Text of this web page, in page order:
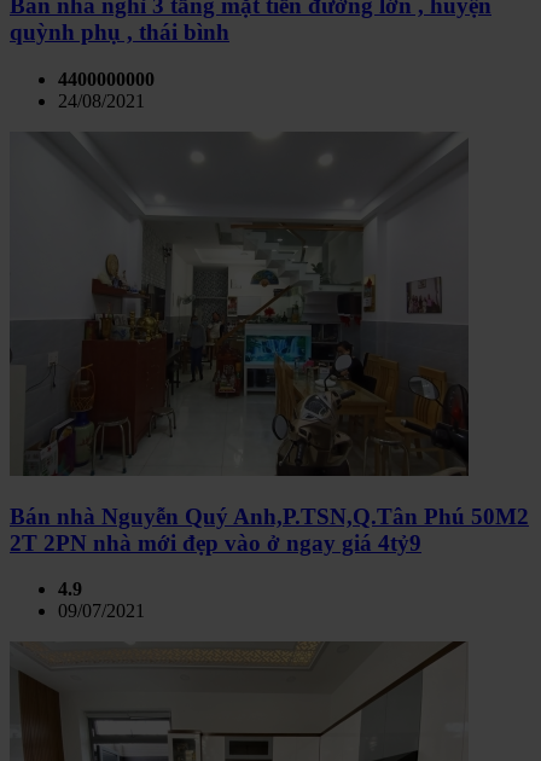
Bán nhà nghỉ 3 tầng mặt tiền đường lớn , huyện
quỳnh phụ , thái bình
4400000000
24/08/2021
Bán nhà Nguyễn Quý Anh,P.TSN,Q.Tân Phú 50M2
2T 2PN nhà mới đẹp vào ở ngay giá 4tỷ9
4.9
09/07/2021